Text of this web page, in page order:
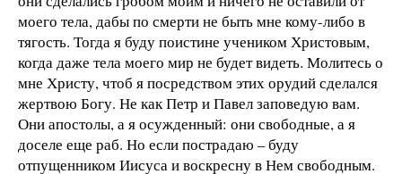
моего тела, дабы по смерти не быть мне кому-либо в
тягость. Тогда я буду поистине учеником Христовым,
когда даже тела моего мир не будет видеть. Молитесь о
мне Христу, чтоб я посредством этих орудий сделался
жертвою Богу. Не как Петр и Павел заповедую вам.
Они апостолы, а я осужденный: они свободные, а я
доселе еще раб. Но если пострадаю – буду
отпущенником Иисуса и воскресну в Нем свободным.